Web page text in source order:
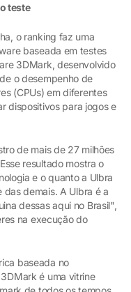
teste
o ranking faz uma
baseada em testes
3DMark, desenvolvido
o desempenho de
(CPUs) em diferentes
dispositivos para jogos e
de mais de 27 milhões
resultado mostra o
e o quanto a Ulbra
demais. A Ulbra é a
dessas aqui no Brasil",
na execução do
baseada no
é uma vitrine